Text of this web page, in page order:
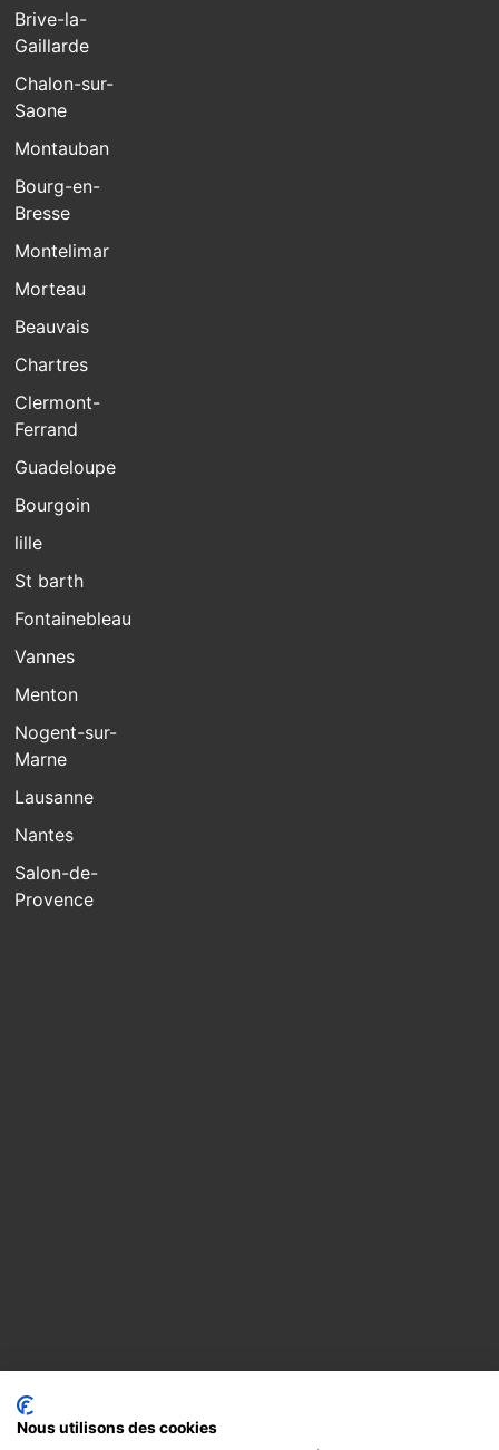
Brive-la-
Gaillarde
Chalon-sur-
Saone
Montauban
Bourg-en-
Bresse
Montelimar
Morteau
Beauvais
Chartres
Clermont-
Ferrand
Guadeloupe
Bourgoin
lille
St barth
Fontainebleau
Vannes
Menton
Nogent-sur-
Marne
Lausanne
Nantes
Salon-de-
Provence
Nous utilisons des cookies